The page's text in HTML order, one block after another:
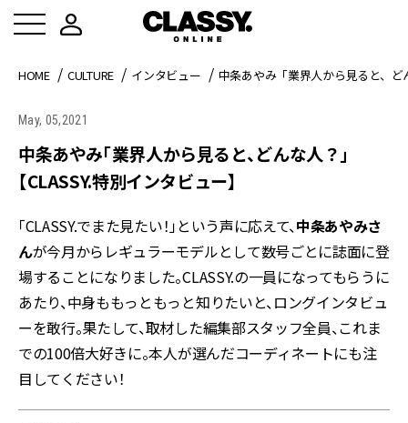
HOME CULTURE インタビュー 中条あやみ「業界人から見ると、ど
May, 05,2021
中条あやみ「業界人から見ると、どんな人？」
【CLASSY.特別インタビュー】
「CLASSY.でまた見たい！」という声に応えて、中条あやみさ
んが今月からレギュラーモデルとして数号ごとに誌面に登
場することになりました。CLASSY.の一員になってもらうに
あたり、中身ももっともっと知りたいと、ロングインタビュ
ーを敢行。果たして、取材した編集部スタッフ全員、これま
での100倍大好きに。本人が選んだコーディネートにも注
目してください！